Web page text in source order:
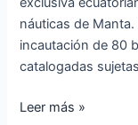
náuticas de
incautación de 80
catalogadas
con
22
detenidos
y
bultos
Leer más »